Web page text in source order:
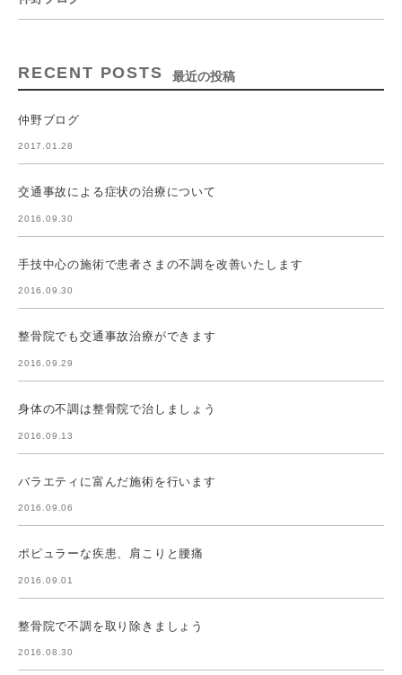
RECENT POSTS 最近の投稿
仲野ブログ
2017.01.28
交通事故による症状の治療について
2016.09.30
手技中心の施術で患者さまの不調を改善いたします
2016.09.30
整骨院でも交通事故治療ができます
2016.09.29
身体の不調は整骨院で治しましょう
2016.09.13
バラエティに富んだ施術を行います
2016.09.06
ポピュラーな疾患、肩こりと腰痛
2016.09.01
整骨院で不調を取り除きましょう
2016.08.30